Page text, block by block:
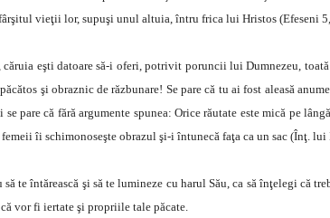
vieţii lor, supuşi unul altuia, întru frica lui Hristos (Efeseni
căruia eşti datoare să-i oferi, potrivit poruncii lui Dumnezeu,
şi obraznic de răzbunare! Se pare că tu ai fost aleasă
pare că fără argumente spunea: Orice răutate este mică pe
femeii îi schimonoseşte obrazul şi-i întunecă faţa ca un sac (Înţ.
te întărească şi să te lumineze cu harul Său, ca să înţelegi că
vor fi iertate şi propriile tale păcate.